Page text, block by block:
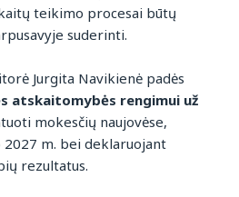
teikimo procesai būtų
suderinti.
Jurgita Navikienė padės
atskaitomybės rengimui už
mokesčių naujovėse,
2027 m. bei deklaruojant
rezultatus.